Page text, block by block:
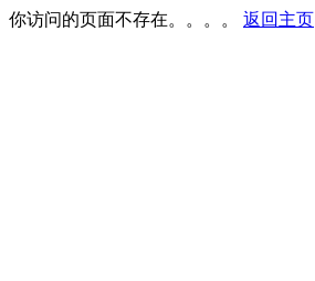
你访问的页面不存在。。。。 返回主页